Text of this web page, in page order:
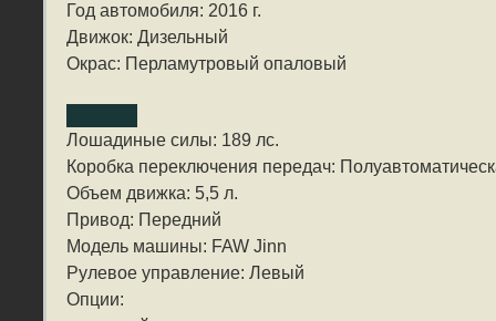
Год автомобиля: 2016 г.
Движок: Дизельный
Окрас: Перламутровый опаловый
Лошадиные силы: 189 лс.
Коробка переключения передач:
Объем движка: 5,5 л.
Привод: Передний
Модель машины: FAW Jinn
Рулевое управление: Левый
Опции: